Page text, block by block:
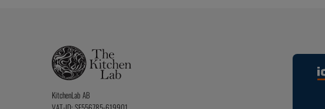
KitchenLab AB